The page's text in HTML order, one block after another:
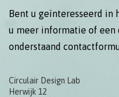
Bent u geïnteresseerd in
u meer informatie of een
onderstaand
Circulair Design Lab
Herwijk 12